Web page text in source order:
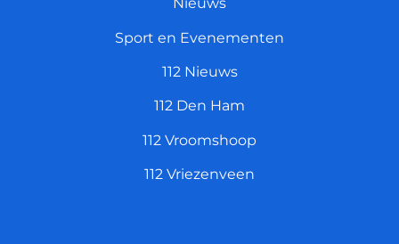
Sport en Evenementen
112 Nieuws
112 Den Ham
112 Vroomshoop
112 Vriezenveen